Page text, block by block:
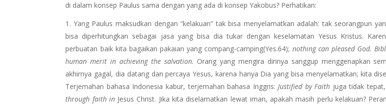
di dalam konsep Paulus sama dengan yang ada di konsep Yakobus? Perhatikan:
Yang Paulus maksudkan dengan “kelakuan” tak bisa menyelamatkan adalah: tak seorangpun
bisa diperhitungkan sebagai jasa yang bisa dia tukar dengan keselamatan Yesus Kristus.
perbuatan baik kita bagaikan pakaian yang compang-camping(Yes.64); nothing can pleased God.
human merit in achieving the salvation. Orang yang mengira dirinya sanggup menggenapkan
akhirnya gagal, dia datang dan percaya Yesus, karena hanya Dia yang bisa menyelamatkan; kita
Terjemahan bahasa Indonesia kabur, terjemahan bahasa Inggris:Justified by Faith juga tidak
through faith inJesus Christ. Jika kita diselamatkan lewat iman, apakah masih perlu kelakuan?